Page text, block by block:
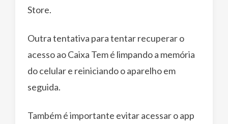
Store.
Outra tentativa para tentar recuperar o
acesso ao Caixa Tem é limpando a memória
do celular e reiniciando o aparelho em
seguida.
Também é importante evitar acessar o app